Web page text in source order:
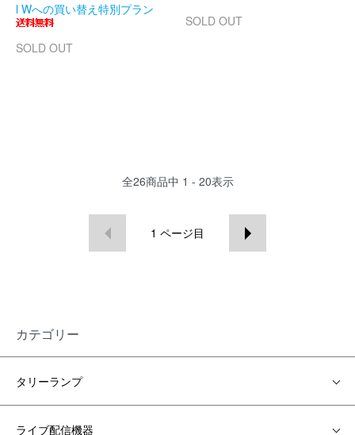
l Wへの買い替え特別プラン
SOLD OUT
SOLD OUT
全26商品中 1 - 20表示
1 ページ目
カテゴリー
タリーランプ
ライブ配信機器